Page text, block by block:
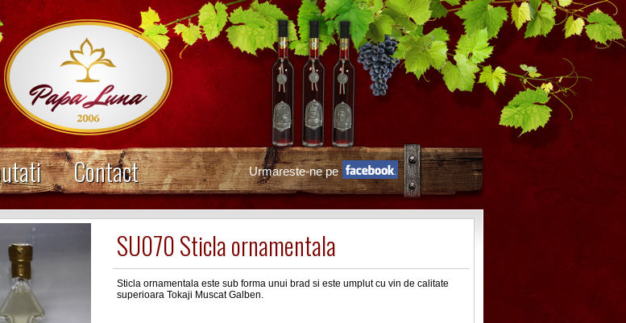
Contact Urmareste-ne pe
SU070 Sticla ornamentala
Sticla ornamentala este sub forma unui brad si este umplut cu vin de calitate
superioara Tokaji Muscat Galben.